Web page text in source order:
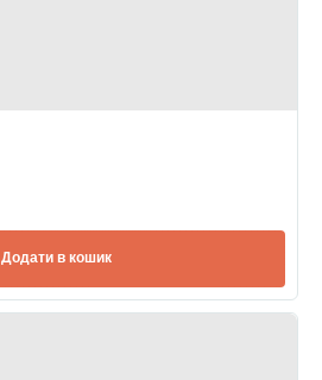
Додати в кошик